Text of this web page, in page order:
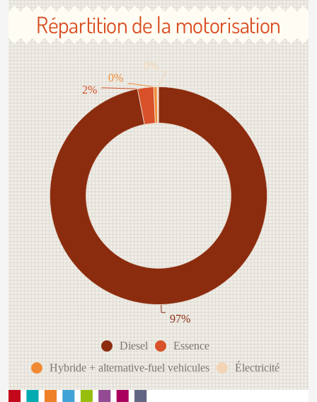
Répartition de la motorisation
Diesel
Essence
Hybride + alternative-fuel vehicules
Électricité
97%
2%
0%
0%